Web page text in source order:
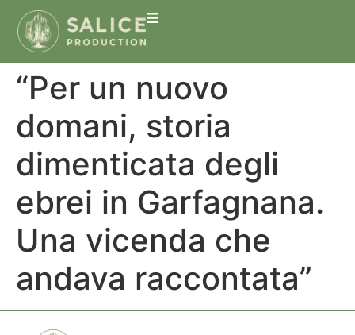
“Per un nuovo
domani, storia
dimenticata degli
ebrei in Garfagnana.
Una vicenda che
andava raccontata”